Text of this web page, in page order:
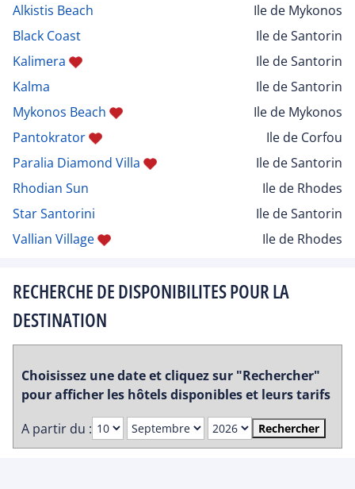
Alkistis Beach
Ile de Mykonos
Black Coast
Ile de Santorin
Kalimera
Ile de Santorin
Kalma
Ile de Santorin
Mykonos Beach
Ile de Mykonos
Pantokrator
Ile de Corfou
Paralia Diamond Villa
Ile de Santorin
Rhodian Sun
Ile de Rhodes
Star Santorini
Ile de Santorin
Vallian Village
Ile de Rhodes
RECHERCHE DE DISPONIBILITES POUR LA
DESTINATION
Choisissez une date et cliquez sur "Rechercher"
pour afficher les hôtels disponibles et leurs tarifs
A partir du :
Rechercher